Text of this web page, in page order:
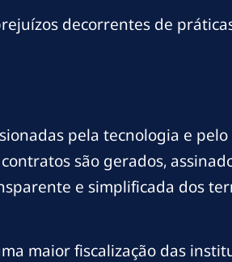
decorrentes de
pela tecnologia e pelo
são gerados,
e simplificada dos
maior fiscalização das